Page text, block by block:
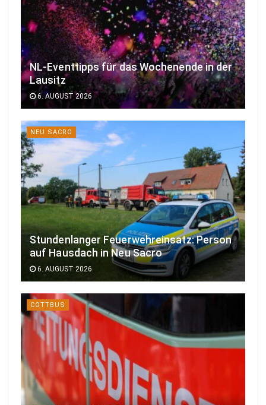
NL-Eventtipps für das Wochenende in der
Lausitz
6. AUGUST 2026
NEU SACRO
Stundenlanger Feuerwehreinsatz: Person
auf Hausdach in Neu Sacro
6. AUGUST 2026
COTTBUS